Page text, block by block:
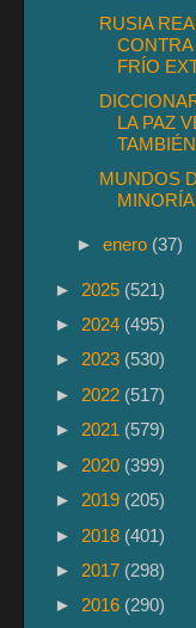
RUSIA
FRÍO
LA PAZ
MUNDOS
►enero (37)
► 2025 (521)
► 2024 (495)
► 2023 (530)
► 2022 (517)
► 2021 (579)
► 2020 (399)
► 2019 (205)
► 2018 (401)
► 2017 (298)
► 2016 (290)